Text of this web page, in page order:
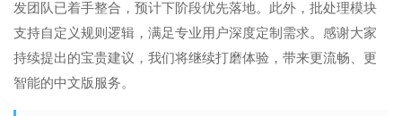
发团队已着手整合，预计下阶段优先落地。此外，批处理模块
支持自定义规则逻辑，满足专业用户深度定制需求。感谢大家
持续提出的宝贵建议，我们将继续打磨体验，带来更流畅、更
智能的中文版服务。